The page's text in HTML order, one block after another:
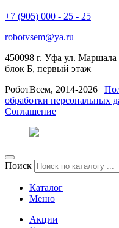
+7 (905) 000 - 25 - 25
robotvsem@ya.ru
450098 г. Уфа ул.
блок Б, первый этаж
РоботВсем, 2014-2026 |
обработки персональных
Соглашение
Поиск
Каталог
Меню
Акции